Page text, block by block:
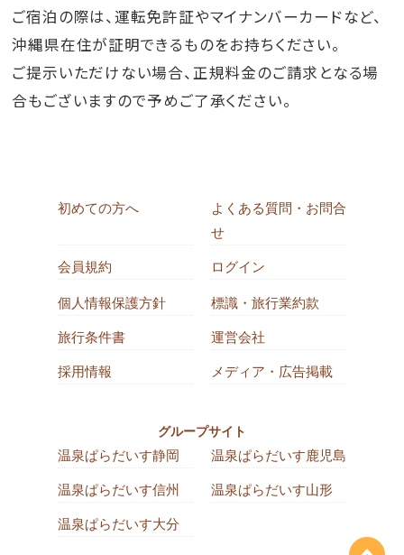
ご宿泊の際は、運転免許証やマイナンバーカードなど、
沖縄県在住が証明できるものをお持ちください。
ご提示いただけない場合、正規料金のご請求となる場
合もございますので予めご了承ください。
初めての方へ
よくある質問・お問合
せ
会員規約 ログイン
個人情報保護方針 標識・旅行業約款
旅行条件書 運営会社
採用情報 メディア・広告掲載
グループサイト
温泉ぱらだいす静岡 温泉ぱらだいす鹿児島
温泉ぱらだいす信州 温泉ぱらだいす山形
温泉ぱらだいす大分